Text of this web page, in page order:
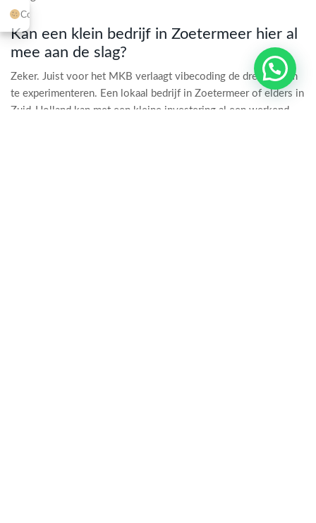
Kan een klein bedrijf in Zoetermeer hier al
mee aan de slag?
Zeker. Juist voor het MKB verlaagt vibecoding de drempel om
te experimenteren. Een lokaal bedrijf in Zoetermeer of elders in
Zuid-Holland kan met een kleine investering al een werkend
Cookie-instellingen
1